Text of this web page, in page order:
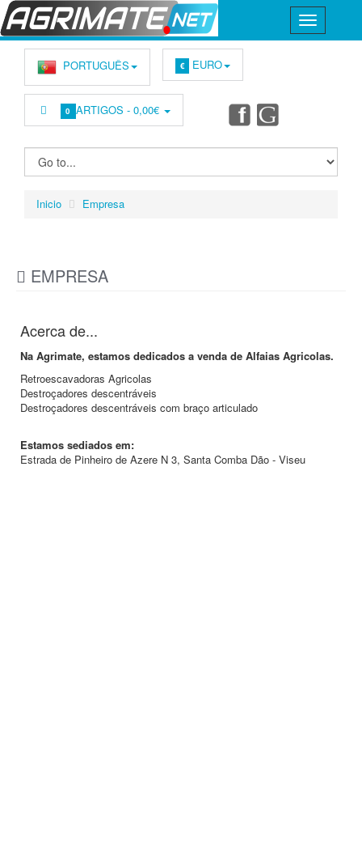
PORTUGUÊS € EURO
0 ARTIGOS -0,00€
Inicio Empresa
EMPRESA
Acerca de...
Na Agrimate, estamos dedicados a venda de Alfaias Agricolas.
Retroescavadoras Agricolas
Destroçadores descentráveis
Destroçadores descentráveis com braço articulado
Estamos sediados em:
Estrada de Pinheiro de Azere N 3, Santa Comba Dão - Viseu